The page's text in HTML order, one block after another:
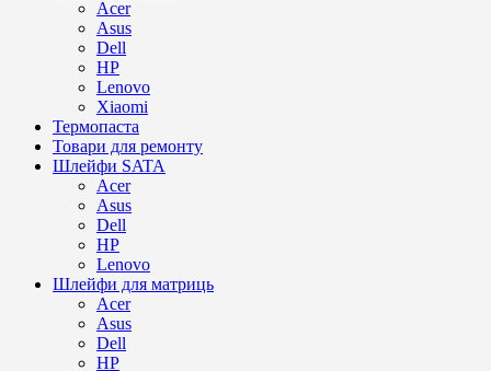
Acer
Asus
Dell
HP
Lenovo
Xiaomi
Термопаста
Товари для ремонту
Шлейфи SATA
Acer
Asus
Dell
HP
Lenovo
Шлейфи для матриць
Acer
Asus
Dell
HP